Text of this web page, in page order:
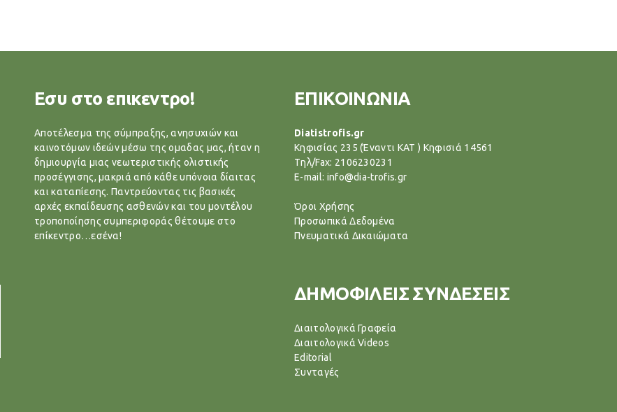
Εσυ στο επικεντρο!
Αποτέλεσμα της σύμπραξης, ανησυχιών και
καινοτόμων ιδεών μέσω της ομαδας μας, ήταν η
δημιουργία μιας νεωτεριστικής ολιστικής
προσέγγισης, μακριά από κάθε υπόνοια δίαιτας
και καταπίεσης. Παντρεύοντας τις βασικές
αρχές εκπαίδευσης ασθενών και του μοντέλου
τροποποίησης συμπεριφοράς θέτουμε στο
επίκεντρο…εσένα!
ΕΠΙΚΟΙΝΩΝΙΑ
Diatistrofis.gr
Κηφισίας 235 (Έναντι ΚΑΤ ) Κηφισιά 14561
Tηλ/Fax: 2106230231
E-mail: info@dia-trofis.gr
Όροι Χρήσης
Προσωπικά Δεδομένα
Πνευματικά Δικαιώματα
ΔΗΜΟΦΙΛΕΙΣ ΣΥΝΔΕΣΕΙΣ
Διαιτολογικά Γραφεία
Διαιτολογικά Videos
Editorial
Συνταγές